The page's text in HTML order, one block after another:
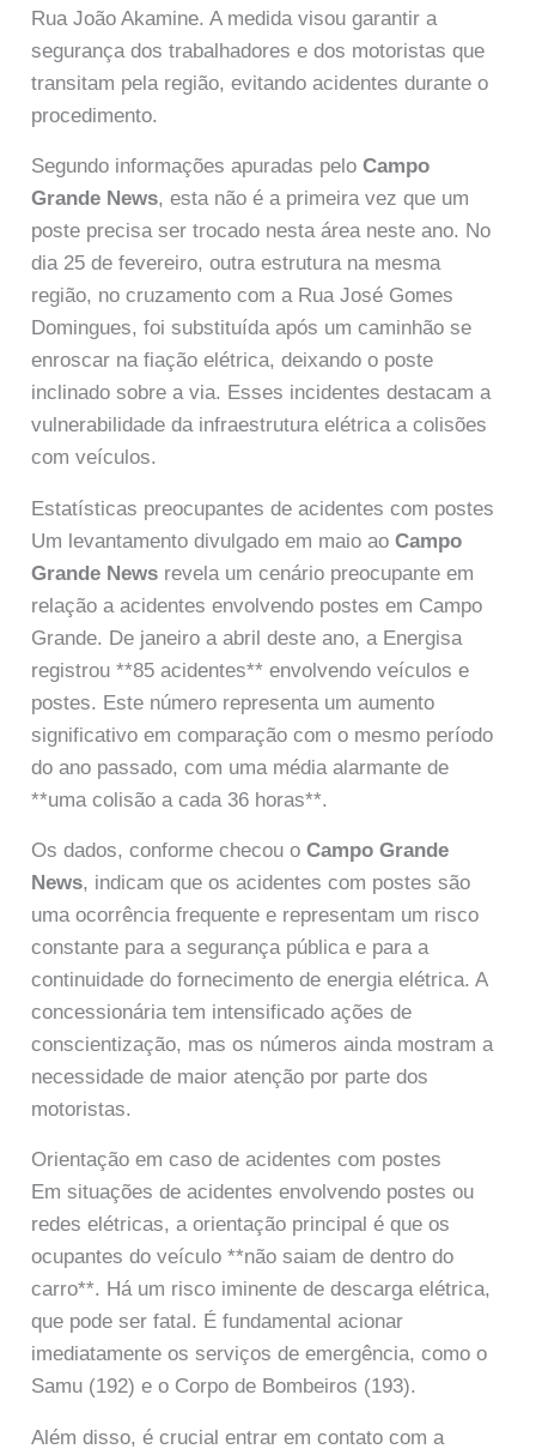
Rua João Akamine. A medida visou garantir a
segurança dos trabalhadores e dos motoristas que
transitam pela região, evitando acidentes durante o
procedimento.
Segundo informações apuradas peloCampo
Grande News, esta não é a primeira vez que um
poste precisa ser trocado nesta área neste ano. No
dia 25 de fevereiro, outra estrutura na mesma
região, no cruzamento com a Rua José Gomes
Domingues, foi substituída após um caminhão se
enroscar na fiação elétrica, deixando o poste
inclinado sobre a via. Esses incidentes destacam a
vulnerabilidade da infraestrutura elétrica a colisões
com veículos.
Estatísticas preocupantes de acidentes com postes
Um levantamento divulgado em maio aoCampo
Grande News revela um cenário preocupante em
relação a acidentes envolvendo postes em Campo
Grande. De janeiro a abril deste ano, a Energisa
registrou **85 acidentes** envolvendo veículos e
postes. Este número representa um aumento
significativo em comparação com o mesmo período
do ano passado, com uma média alarmante de
**uma colisão a cada 36 horas**.
Os dados, conforme checou oCampo Grande
News, indicam que os acidentes com postes são
uma ocorrência frequente e representam um risco
constante para a segurança pública e para a
continuidade do fornecimento de energia elétrica. A
concessionária tem intensificado ações de
conscientização, mas os números ainda mostram a
necessidade de maior atenção por parte dos
motoristas.
Orientação em caso de acidentes com postes
Em situações de acidentes envolvendo postes ou
redes elétricas, a orientação principal é que os
ocupantes do veículo **não saiam de dentro do
carro**. Há um risco iminente de descarga elétrica,
que pode ser fatal. É fundamental acionar
imediatamente os serviços de emergência, como o
Samu (192) e o Corpo de Bombeiros (193).
Além disso, é crucial entrar em contato com a